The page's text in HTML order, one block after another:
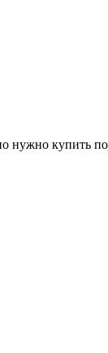
нужно купить